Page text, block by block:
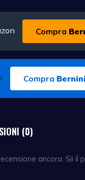
Compra
Compra
(0)
ancora. Sii il